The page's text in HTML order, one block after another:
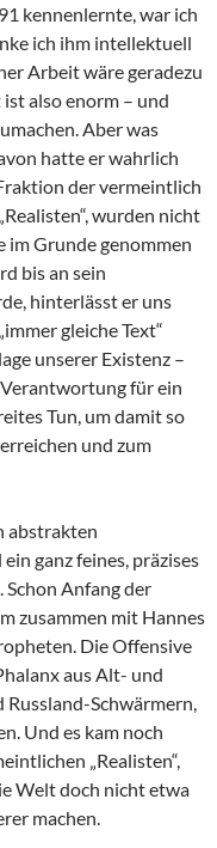
kennenlernte, war ich
ich ihm intellektuell
Arbeit wäre geradezu
also enorm – und
Aber was
hatte er wahrlich
der vermeintlich
wurden nicht
im Grunde genommen
bis an sein
hinterlässt er uns
gleiche Text“
unserer Existenz –
für ein
Tun, um damit so
und zum
abstrakten
ganz feines, präzises
Anfang der
zusammen mit Hannes
Die Offensive
aus Alt- und
Schwärmern,
Und es kam noch
„Realisten“,
Welt doch nicht etwa
machen.